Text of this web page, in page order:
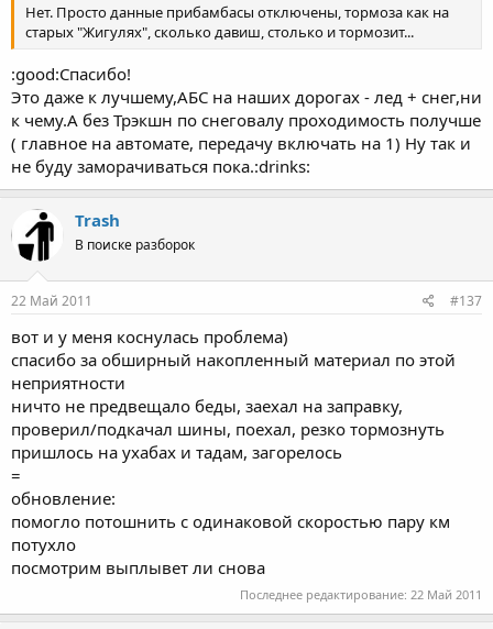
Нет. Просто данные прибамбасы отключены, тормоза как на
старых "Жигулях", сколько давиш, столько и тормозит...
:good:Спасибо!
Это даже к лучшему,АБС на наших дорогах - лед + снег,ни
к чему.А без Трэкшн по снеговалу проходимость получше
( главное на автомате, передачу включать на 1) Ну так и
не буду заморачиваться пока.:drinks:
Trash
В поиске разборок
22 Май 2011 #137
вот и у меня коснулась проблема)
спасибо за обширный накопленный материал по этой
неприятности
ничто не предвещало беды, заехал на заправку,
проверил/подкачал шины, поехал, резко тормознуть
пришлось на ухабах и тадам, загорелось
=
обновление:
помогло потошнить с одинаковой скоростью пару км
потухло
посмотрим выплывет ли снова
Последнее редактирование: 22 Май 2011